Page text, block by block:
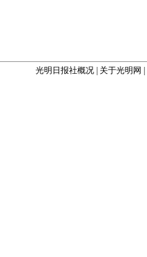
光明日报社概况 关于光明网